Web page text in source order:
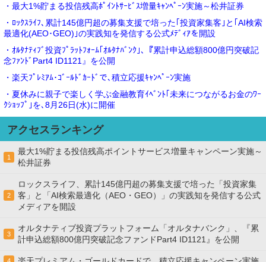
・最大1%貯まる投信残高ﾎﾟｲﾝﾄｻｰﾋﾞｽ増量ｷｬﾝﾍﾟｰﾝ実施～松井証券
・ﾛｯｸｽﾗｲﾌ､累計145億円超の募集支援で培った｢投資家集客｣と｢AI検索
最適化(AEO･GEO)｣の実践知を発信する公式ﾒﾃﾞｨｱを開設
・ｵﾙﾀﾅﾃｨﾌﾞ投資ﾌﾟﾗｯﾄﾌｫｰﾑ｢ｵﾙﾀﾅﾊﾞﾝｸ｣､『累計申込総額800億円突破記
念ﾌｧﾝﾄﾞPart4 ID1121』を公開
・楽天ﾌﾟﾚﾐｱﾑ･ｺﾞｰﾙﾄﾞｶｰﾄﾞで､積立応援ｷｬﾝﾍﾟｰﾝ実施
・夏休みに親子で楽しく学ぶ金融教育ｲﾍﾞﾝﾄ｢未来につながるお金のﾜｰ
ｸｼｮｯﾌﾟ｣を､8月26日(水)に開催
アクセスランキング
1
最大1%貯まる投信残高ポイントサービス増量キャンペーン実施～
松井証券
2
ロックスライフ、累計145億円超の募集支援で培った「投資家集
客」と「AI検索最適化（AEO・GEO）」の実践知を発信する公式
メディアを開設
3
オルタナティブ投資プラットフォーム「オルタナバンク」、『累
計申込総額800億円突破記念ファンドPart4 ID1121』を公開